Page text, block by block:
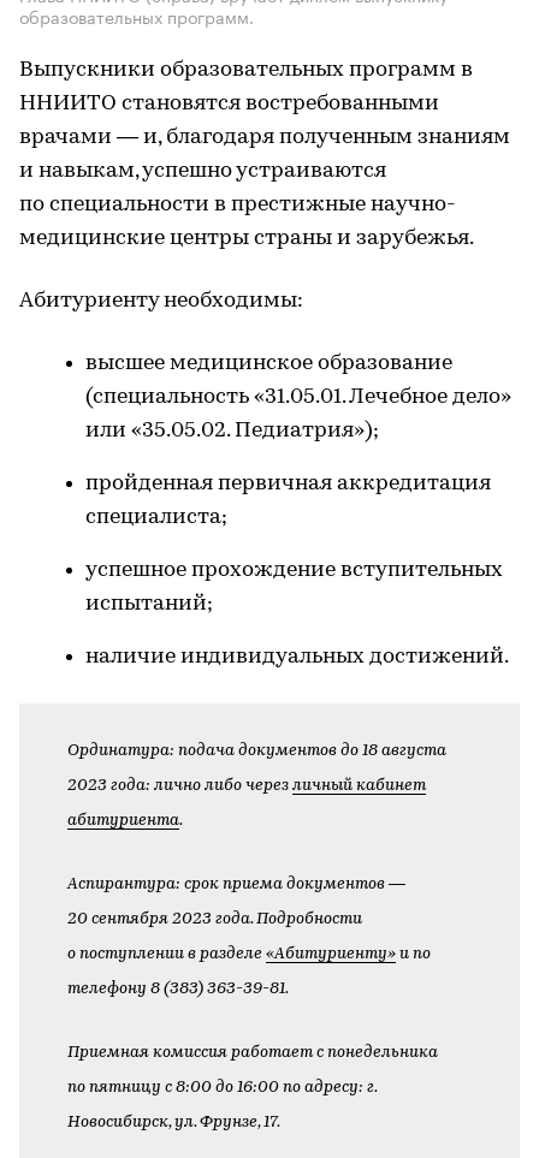
образовательных программ.
Выпускники образовательных программ в
ННИИТО становятся востребованными
врачами — и, благодаря полученным знаниям
и навыкам, успешно устраиваются
по специальности в престижные научно-
медицинские центры страны и зарубежья.
Абитуриенту необходимы:
высшее медицинское образование
(специальность «31.05.01. Лечебное дело»
или «35.05.02. Педиатрия»);
пройденная первичная аккредитация
специалиста;
успешное прохождение вступительных
испытаний;
наличие индивидуальных достижений.
Ординатура: подача документов до 18 августа
2023 года: лично либо через личный кабинет
абитуриента.
Аспирантура: срок приема документов —
20 сентября 2023 года. Подробности
о поступлении в разделе «Абитуриенту» и по
телефону 8 (383) 363-39-81.
Приемная комиссия работает с понедельника
по пятницу с 8:00 до 16:00 по адресу: г.
Новосибирск, ул. Фрунзе, 17.